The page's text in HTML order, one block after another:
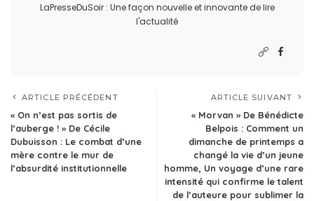
LaPresseDuSoir : Une façon nouvelle et innovante de lire
l'actualité
ARTICLE PRÉCÉDENT
« On n’est pas sortis de
l’auberge ! » De Cécile
Dubuisson : Le combat d’une
mère contre le mur de
l’absurdité institutionnelle
ARTICLE SUIVANT
« Morvan » De Bénédicte
Belpois : Comment un
dimanche de printemps a
changé la vie d’un jeune
homme, Un voyage d’une rare
intensité qui confirme le talent
de l’auteure pour sublimer la